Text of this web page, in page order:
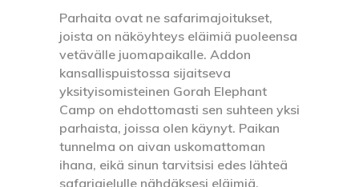
Parhaita ovat ne safarimajoitukset,
joista on näköyhteys eläimiä puoleensa
vetävälle juomapaikalle. Addon
kansallispuistossa sijaitseva
yksityisomisteinen Gorah Elephant
Camp on ehdottomasti sen suhteen yksi
parhaista, joissa olen käynyt. Paikan
tunnelma on aivan uskomattoman
ihana, eikä sinun tarvitsisi edes lähteä
safariajelulle nähdäksesi eläimiä.